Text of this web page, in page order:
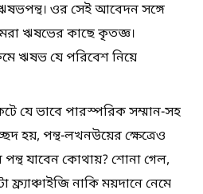
ওর সেই আবেদন সঙ্গে
ঋষভের কাছে কৃতজ্ঞ।
ঋষভ যে পরিবেশ নিয়ে
যে ভাবে পারস্পরিক সম্মান-সহ
হয়, পন্থ-লখনউয়ের ক্ষেত্রেও
পন্থ যাবেন কোথায়? শোনা গেল,
নাকি ময়দানে নেমে